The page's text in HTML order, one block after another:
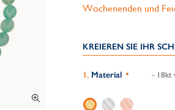
Wochenenden und
KREIEREN SIE IHR
Material - 18kt